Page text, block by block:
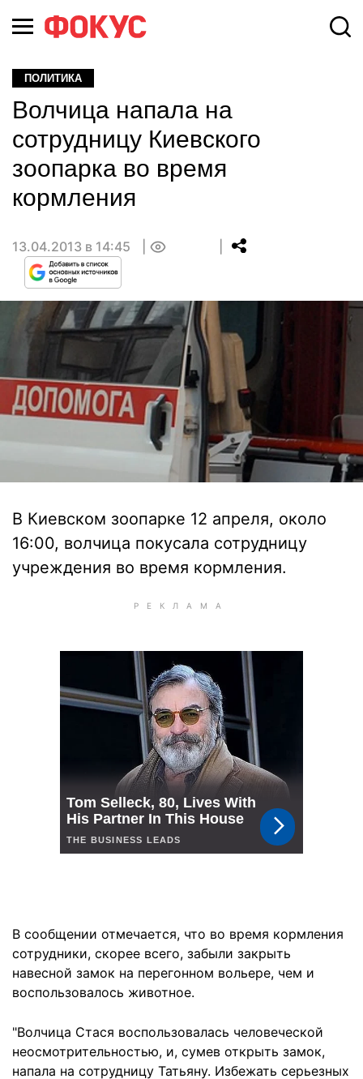
ПОЛИТИКА
Волчица напала на
сотрудницу Киевского
зоопарка во время
кормления
13.04.2013 в 14:45
В Киевском зоопарке 12 апреля, около
16:00, волчица покусала сотрудницу
учреждения во время кормления.
В сообщении отмечается, что во время кормления
сотрудники, скорее всего, забыли закрыть
навесной замок на перегонном вольере, чем и
воспользовалось животное.
"Волчица Стася воспользовалась человеческой
неосмотрительностью, и, сумев открыть замок,
напала на сотрудницу Татьяну. Избежать серьезных